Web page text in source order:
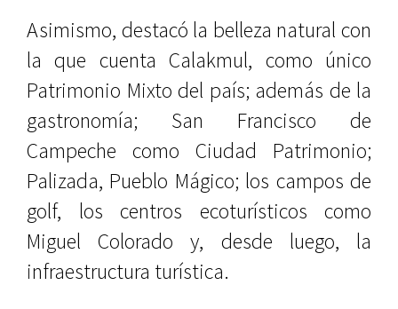
Asimismo, destacó la belleza natural con
la que cuenta Calakmul, como único
Patrimonio Mixto del país; además de la
gastronomía; San Francisco de
Campeche como Ciudad Patrimonio;
Palizada, Pueblo Mágico; los campos de
golf, los centros ecoturísticos como
Miguel Colorado y, desde luego, la
infraestructura turística.